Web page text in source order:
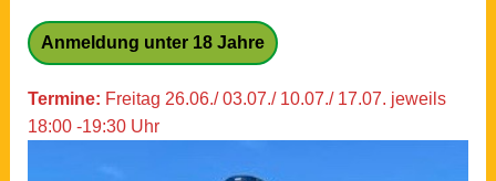
Anmeldung unter 18 Jahre
Termine: Freitag 26.06./ 03.07./ 10.07./ 17.07. jeweils
18:00 -19:30 Uhr